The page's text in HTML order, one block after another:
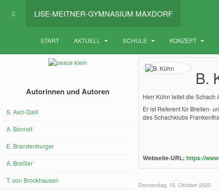
LISE-MEITNER-GYMNASIUM MAXDORF
START AKTUELL SCHULE KONZEPT
B.
Herr Kühn leitet die Schach
Er ist Referent für Breiten-
des Schachklubs
Webseite-URL: https://
Donnerstag, 15. Oktober 2020
Autorinnen und Autoren
S. Avci-Dalli
A. Bonnet
E. Brandenburger
A. Breßler
T. von Brockhausen